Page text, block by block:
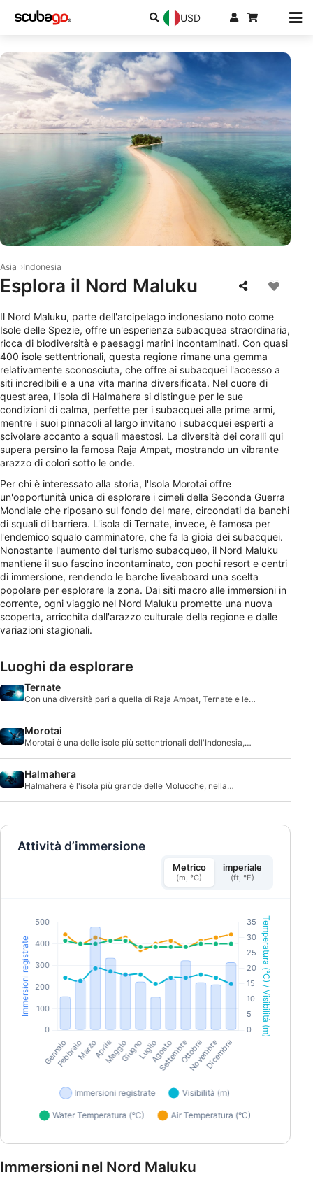
USD
Asia Indonesia
Esplora il Nord Maluku
Il Nord Maluku, parte dell'arcipelago indonesiano noto come
Isole delle Spezie, offre un'esperienza subacquea straordinaria,
ricca di biodiversità e paesaggi marini incontaminati. Con quasi
400 isole settentrionali, questa regione rimane una gemma
relativamente sconosciuta, che offre ai subacquei l'accesso a
siti incredibili e a una vita marina diversificata. Nel cuore di
quest'area, l'isola di Halmahera si distingue per le sue
condizioni di calma, perfette per i subacquei alle prime armi,
mentre i suoi pinnacoli al largo invitano i subacquei esperti a
scivolare accanto a squali maestosi. La diversità dei coralli qui
supera persino la famosa Raja Ampat, mostrando un vibrante
arazzo di colori sotto le onde.
Per chi è interessato alla storia, l'Isola Morotai offre
un'opportunità unica di esplorare i cimeli della Seconda Guerra
Mondiale che riposano sul fondo del mare, circondati da banchi
di squali di barriera. L'isola di Ternate, invece, è famosa per
l'endemico squalo camminatore, che fa la gioia dei subacquei.
Nonostante l'aumento del turismo subacqueo, il Nord Maluku
mantiene il suo fascino incontaminato, con pochi resort e centri
di immersione, rendendo le barche liveaboard una scelta
popolare per esplorare la zona. Dai siti macro alle immersioni in
corrente, ogni viaggio nel Nord Maluku promette una nuova
scoperta, arricchita dall'arazzo culturale della regione e dalle
variazioni stagionali.
Luoghi da esplorare
Ternate
Con una diversità pari a quella di Raja Ampat, Ternate e le
Morotai
Morotai è una delle isole più settentrionali dell'Indonesia,
Halmahera
Halmahera è l'isola più grande delle Molucche, nella
Attività d’immersione
Metrico
(m, °C)
imperiale
(ft, °F)
Immersioni nel Nord Maluku